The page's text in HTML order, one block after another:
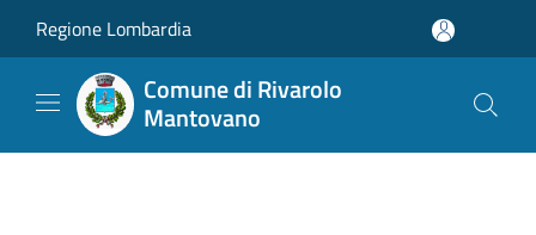
Regione Lombardia
Comune di Rivarolo
Mantovano